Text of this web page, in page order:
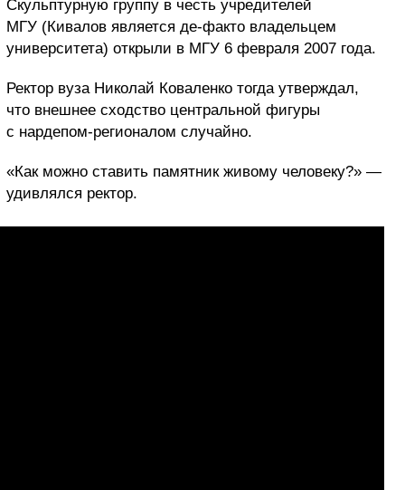
Скульптурную группу в честь учредителей
МГУ (Кивалов является де-факто владельцем
университета) открыли в МГУ 6 февраля 2007 года.
Ректор вуза Николай Коваленко тогда утверждал,
что внешнее сходство центральной фигуры
с нардепом-регионалом случайно.
«Как можно ставить памятник живому человеку?» —
удивлялся ректор.